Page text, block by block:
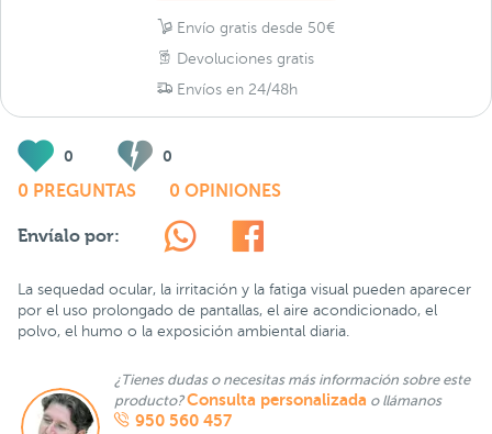
Envío gratis desde 50€
Devoluciones gratis
Envíos en 24/48h
0 0
0 PREGUNTAS 0 OPINIONES
Envíalo por:
La sequedad ocular, la irritación y la fatiga visual pueden aparecer
por el uso prolongado de pantallas, el aire acondicionado, el
polvo, el humo o la exposición ambiental diaria.
¿Tienes dudas o necesitas más información sobre este
producto?Consulta personalizada o llámanos
950 560 457